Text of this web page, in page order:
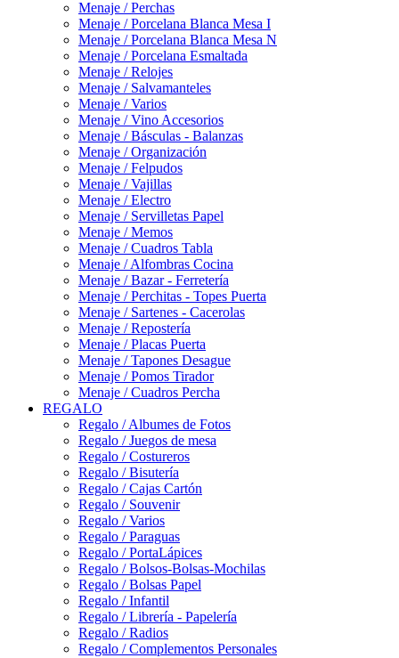
Menaje / Perchas
Menaje / Porcelana Blanca Mesa I
Menaje / Porcelana Blanca Mesa N
Menaje / Porcelana Esmaltada
Menaje / Relojes
Menaje / Salvamanteles
Menaje / Varios
Menaje / Vino Accesorios
Menaje / Básculas - Balanzas
Menaje / Organización
Menaje / Felpudos
Menaje / Vajillas
Menaje / Electro
Menaje / Servilletas Papel
Menaje / Memos
Menaje / Cuadros Tabla
Menaje / Alfombras Cocina
Menaje / Bazar - Ferretería
Menaje / Perchitas - Topes Puerta
Menaje / Sartenes - Cacerolas
Menaje / Repostería
Menaje / Placas Puerta
Menaje / Tapones Desague
Menaje / Pomos Tirador
Menaje / Cuadros Percha
REGALO
Regalo / Albumes de Fotos
Regalo / Juegos de mesa
Regalo / Costureros
Regalo / Bisutería
Regalo / Cajas Cartón
Regalo / Souvenir
Regalo / Varios
Regalo / Paraguas
Regalo / PortaLápices
Regalo / Bolsos-Bolsas-Mochilas
Regalo / Bolsas Papel
Regalo / Infantil
Regalo / Librería - Papelería
Regalo / Radios
Regalo / Complementos Personales